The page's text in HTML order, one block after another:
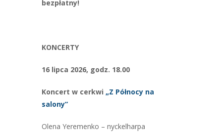
bezpłatny!
KONCERTY
16 lipca 2026, godz. 18.00
Koncert w cerkwi „Z Północy na
salony”
Olena Yeremenko – nyckelharpa